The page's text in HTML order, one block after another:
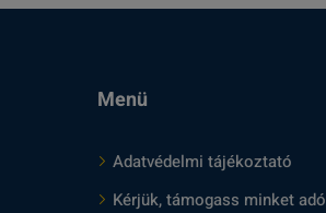
Menü
Adatvédelmi tájékoztató
Kérjük, támogass minket